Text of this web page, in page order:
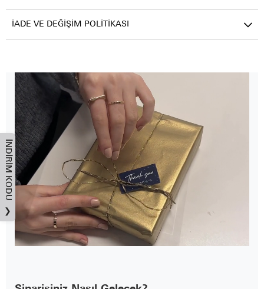
İADE VE DEĞIŞIM POLITIKASI
İNDIRIM KODU
❯